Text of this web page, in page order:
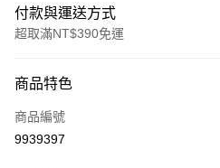
付款與運送方式
超取滿NT$390免運
POYA支付
信用卡一次付款
商品特色
商品編號
9939397